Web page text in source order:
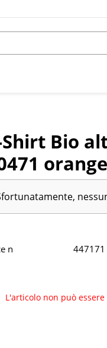
Shirt Bio
orange
L'articolo non può
n 447171